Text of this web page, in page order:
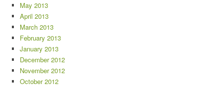
May 2013
April 2013
March 2013
February 2013
January 2013
December 2012
November 2012
October 2012